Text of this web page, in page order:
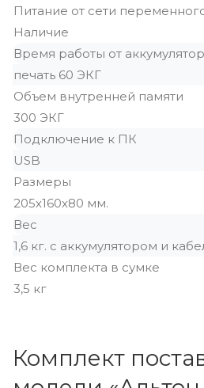
Питание от сети
Наличие
Время работы от
печать 60 ЭКГ
Объем внутренней памяти
300 ЭКГ
Подключение к ПК
USB
Размеры
205х160х80 мм.
Вес
1,6 кг. с аккумулятором и
Вес комплекта в сумке
3,5 кг
Комплект